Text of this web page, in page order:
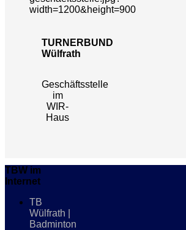
TURNERBUND
Wülfrath
Geschäftsstelle
im
WIR-
Haus
TBW im
Internet
TB
Wülfrath |
Badminton